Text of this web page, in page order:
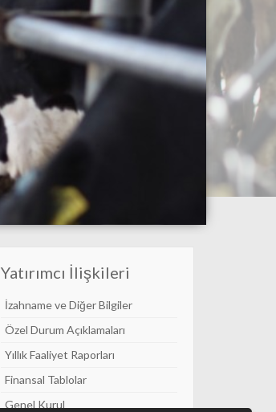
Yatırımcı İlişkileri
İzahname ve Diğer Bilgiler
Özel Durum Açıklamaları
Yıllık Faaliyet Raporları
Finansal Tablolar
Genel Kurul